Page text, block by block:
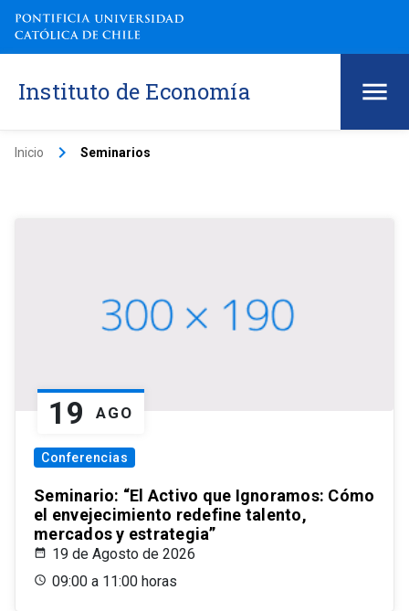
Instituto de Economía
Inicio keyboard_arrow_right Seminarios
19 AGO
Conferencias
Seminario: “El Activo que Ignoramos: Cómo
el envejecimiento redefine talento,
mercados y estrategia”
19 de Agosto de 2026
09:00 a 11:00 horas